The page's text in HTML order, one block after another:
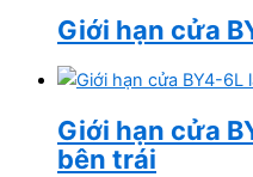
Giới hạn cửa
Giới hạn cửa
bên trái